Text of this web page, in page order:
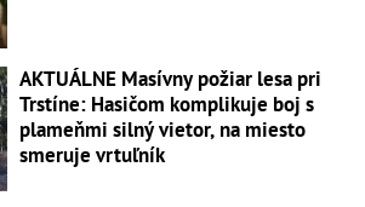
AKTUÁLNE Masívny požiar lesa pri
Trstíne: Hasičom komplikuje boj s
plameňmi silný vietor, na miesto
smeruje vrtuľník